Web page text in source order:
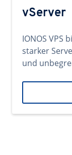
vServer
IONOS VPS
starker
und